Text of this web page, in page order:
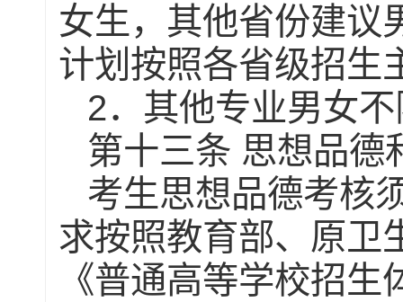
女生，其他省份建议
计划按照各省级招生
2．其他专业男女
第十三条 思想品德
考生思想品德考核
求按照教育部、原卫
《普通高等学校招